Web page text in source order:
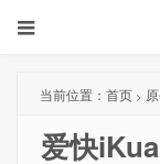
当前位置： 首页 >
由）
爱快